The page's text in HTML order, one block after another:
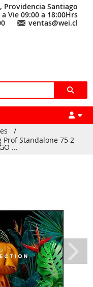
Providencia Santiago
Vie 09:00 a 18:00Hrs
ventas@wei.cl
/
Prof Standalone 75 2
...